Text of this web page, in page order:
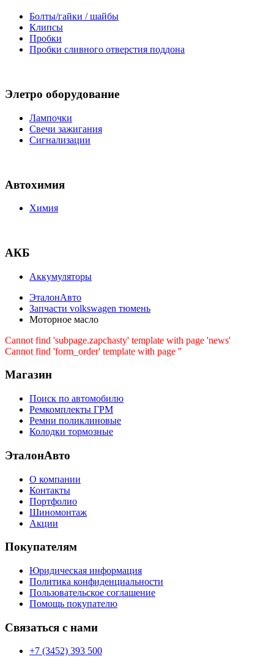
Болты/гайки / шайбы
Клипсы
Пробки
Пробки сливного отверстия поддона
Элетро оборудование
Лампочки
Свечи зажигания
Сигнализации
Автохимия
Химия
АКБ
Аккумуляторы
ЭталонАвто
Запчасти volkswagen тюмень
Моторное масло
Cannot find 'subpage.zapchasty' template with page 'news'
Cannot find 'form_order' template with page ''
Магазин
Поиск по автомобилю
Ремкомплекты ГРМ
Ремни поликлиновые
Колодки тормозные
ЭталонАвто
О компании
Контакты
Портфолио
Шиномонтаж
Акции
Покупателям
Юридическая информация
Политика конфиденциальности
Пользовательское соглашение
Помощь покупателю
Связаться с нами
+7 (3452) 393 500